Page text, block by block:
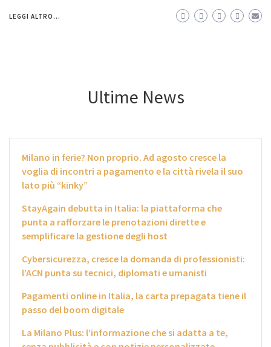
LEGGI ALTRO...
Ultime News
Milano in ferie? Non proprio. Ad agosto cresce la
voglia di incontri a pagamento e la città rivela il suo
lato più “kinky”
StayAgain debutta in Italia: la piattaforma che
punta a rafforzare le prenotazioni dirette e
semplificare la gestione degli host
Cybersicurezza, cresce la domanda di professionisti:
l’ACN punta su tecnici, diplomati e umanisti
Pagamenti online in Italia, la carta prepagata tiene il
passo del boom digitale
La Milano Plus: l’informazione che si adatta a te,